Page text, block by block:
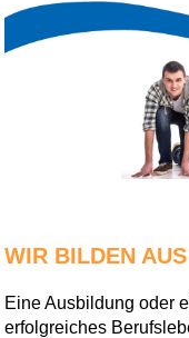
WIR BILDEN AUS
Eine Ausbildung oder
erfolgreiches